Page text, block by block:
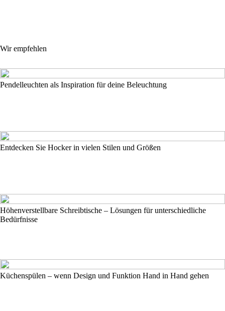
Wir empfehlen
Pendelleuchten als Inspiration für deine Beleuchtung
Entdecken Sie Hocker in vielen Stilen und Größen
Höhenverstellbare Schreibtische – Lösungen für unterschiedliche
Bedürfnisse
Küchenspülen – wenn Design und Funktion Hand in Hand gehen